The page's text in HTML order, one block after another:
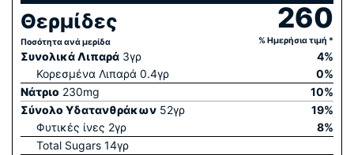
Θερμίδες 260
Ποσότητα ανά μερίδα % Ημερήσια τιμή *
Συνολικά Λιπαρά 3γρ 4%
Κορεσμένα Λιπαρά 0.4γρ 0%
Νάτριο 230mg 10%
Σύνολο Yδατανθράκων 52γρ 19%
Φυτικές ίνες 2γρ 8%
Total Sugars 14γρ